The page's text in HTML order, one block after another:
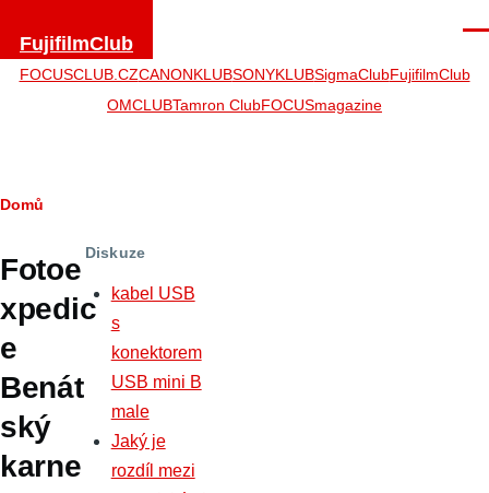
FujifilmClub
FOCUSCLUB.CZCANONKLUBSONYKLUBSigmaClubFujifilmClub
OMCLUBTamron ClubFOCUSmagazine
Drobečková
navigace
Domů
Fotoe
xpedic
e
Benát
ský
karne
Diskuze
kabel USB
s
konektorem
USB mini B
male
Jaký je
rozdíl mezi